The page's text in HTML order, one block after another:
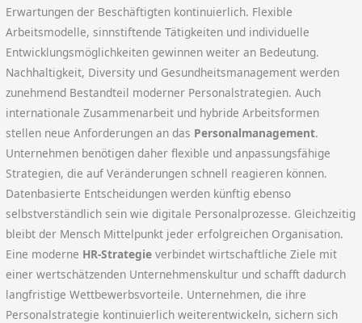
Erwartungen der Beschäftigten kontinuierlich. Flexible
Arbeitsmodelle, sinnstiftende Tätigkeiten und individuelle
Entwicklungsmöglichkeiten gewinnen weiter an Bedeutung.
Nachhaltigkeit, Diversity und Gesundheitsmanagement werden
zunehmend Bestandteil moderner Personalstrategien. Auch
internationale Zusammenarbeit und hybride Arbeitsformen
stellen neue Anforderungen an das Personalmanagement.
Unternehmen benötigen daher flexible und anpassungsfähige
Strategien, die auf Veränderungen schnell reagieren können.
Datenbasierte Entscheidungen werden künftig ebenso
selbstverständlich sein wie digitale Personalprozesse. Gleichzeitig
bleibt der Mensch Mittelpunkt jeder erfolgreichen Organisation.
Eine moderne HR-Strategie verbindet wirtschaftliche Ziele mit
einer wertschätzenden Unternehmenskultur und schafft dadurch
langfristige Wettbewerbsvorteile. Unternehmen, die ihre
Personalstrategie kontinuierlich weiterentwickeln, sichern sich